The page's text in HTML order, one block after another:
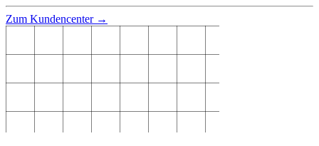
Zum Kundencenter →